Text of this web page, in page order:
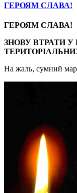
ГЕРОЯМ СЛАВА!
ГЕРОЯМ СЛАВА!
ЗНОВУ ВТРАТИ
На жаль, сумний